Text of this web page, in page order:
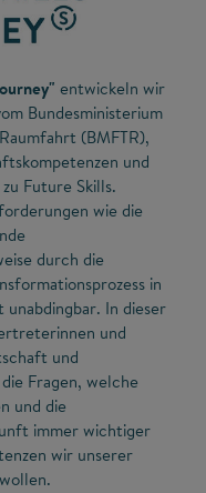
entwickeln wir
Bundesministerium
(BMFTR),
und
Future Skills.
wie die
durch die
in
In dieser
und
und
Fragen, welche
und die
immer wichtiger
wir unserer